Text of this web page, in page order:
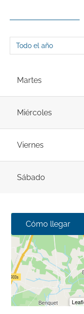
Martes
Miércoles
Viernes
Sábado
Cómo llegar